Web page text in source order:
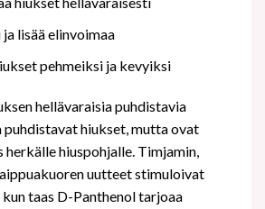
lisää elinvoimaa
pehmeiksi ja kevyiksi
hellävaraisia puhdistavia
puhdistavat hiukset, mutta ovat
herkälle hiuspohjalle. Timjamin,
uutteet stimuloivat
kun taas D-Panthenol tarjoaa